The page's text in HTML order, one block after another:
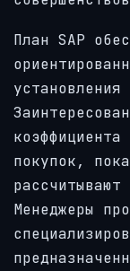
План SAP
покупок,
Менеджеры